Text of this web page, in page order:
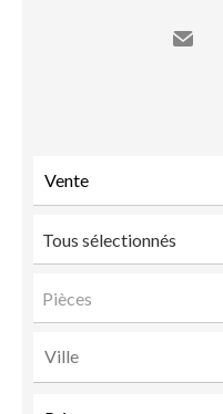
Tous sélectionnés
Pièces